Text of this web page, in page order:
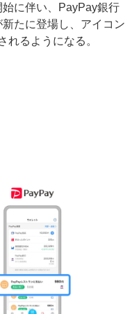
に伴い、PayPay銀行
たに登場し、アイコン
れるようになる。